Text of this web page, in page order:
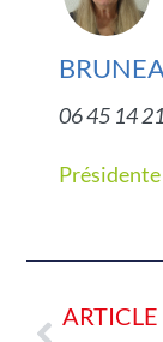
06 45 14
Présidente